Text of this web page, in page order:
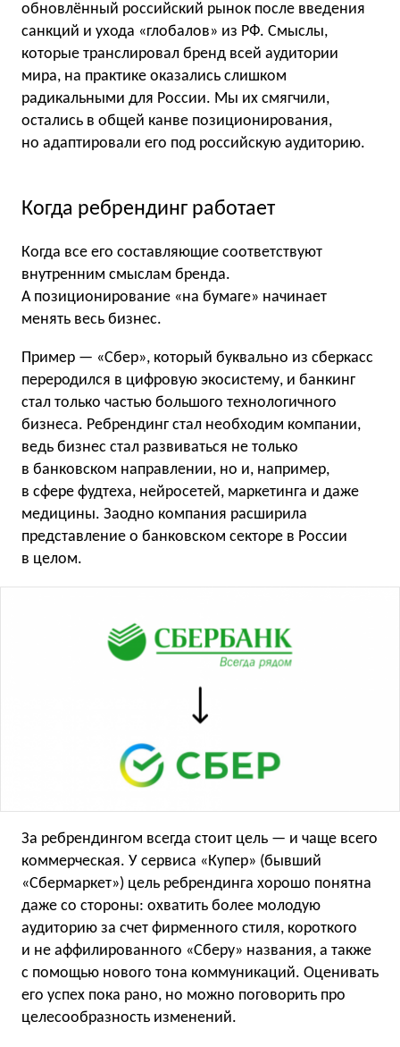
обновлённый российский рынок после введения
санкций и ухода «глобалов» из РФ. Смыслы,
которые транслировал бренд всей аудитории
мира, на практике оказались слишком
радикальными для России. Мы их смягчили,
остались в общей канве позиционирования,
но адаптировали его под российскую аудиторию.
Когда ребрендинг работает
Когда все его составляющие соответствуют
внутренним смыслам бренда.
А позиционирование «на бумаге» начинает
менять весь бизнес.
Пример — «Сбер», который буквально из сберкасс
переродился в цифровую экосистему, и банкинг
стал только частью большого технологичного
бизнеса. Ребрендинг стал необходим компании,
ведь бизнес стал развиваться не только
в банковском направлении, но и, например,
в сфере фудтеха, нейросетей, маркетинга и даже
медицины. Заодно компания расширила
представление о банковском секторе в России
в целом.
За ребрендингом всегда стоит цель — и чаще всего
коммерческая. У сервиса «Купер» (бывший
«Сбермаркет») цель ребрендинга хорошо понятна
даже со стороны: охватить более молодую
аудиторию за счет фирменного стиля, короткого
и не аффилированного «Сберу» названия, а также
с помощью нового тона коммуникаций. Оценивать
его успех пока рано, но можно поговорить про
целесообразность изменений.